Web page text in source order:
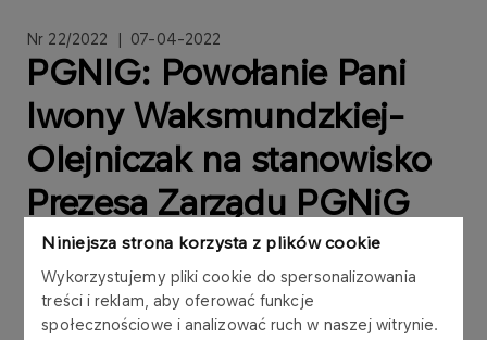
Niniejsza strona korzysta z plików cookie
Wykorzystujemy pliki cookie do spersonalizowania
treści i reklam, aby oferować funkcje
społecznościowe i analizować ruch w naszej witrynie.
Nr 22/2022 | 07-04-2022
PGNIG: Powołanie Pani
Iwony Waksmundzkiej-
Olejniczak na stanowisko
Prezesa Zarządu PGNiG
SA